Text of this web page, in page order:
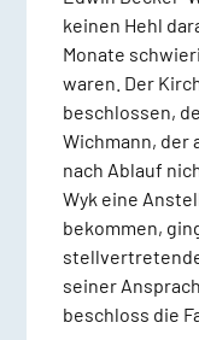
keinen Hehl
Monate
waren. Der
beschlossen,
Wichmann, der
nach Ablauf
Wyk eine
bekommen,
seiner
beschloss die